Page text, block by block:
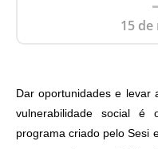
15 de
Dar oportunidades e levar
vulnerabilidade social é
programa criado pelo Sesi